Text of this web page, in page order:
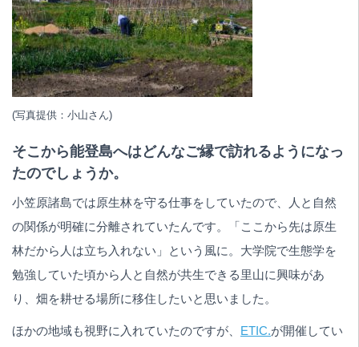
(写真提供：小山さん)
そこから能登島へはどんなご縁で訪れるようになっ
たのでしょうか。
小笠原諸島では原生林を守る仕事をしていたので、人と自然
の関係が明確に分離されていたんです。「ここから先は原生
林だから人は立ち入れない」という風に。大学院で生態学を
勉強していた頃から人と自然が共生できる里山に興味があ
り、畑を耕せる場所に移住したいと思いました。
ほかの地域も視野に入れていたのですが、 ETIC.が開催してい